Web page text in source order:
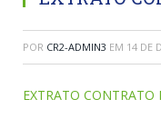
POR CR2-ADMIN3 EM 14 DE
EXTRATO CONTRATO